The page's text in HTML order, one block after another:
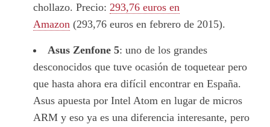
chollazo. Precio: 293,76 euros en
Amazon (293,76 euros en febrero de 2015).
Asus Zenfone 5: uno de los grandes
desconocidos que tuve ocasión de toquetear pero
que hasta ahora era difícil encontrar en España.
Asus apuesta por Intel Atom en lugar de micros
ARM y eso ya es una diferencia interesante, pero